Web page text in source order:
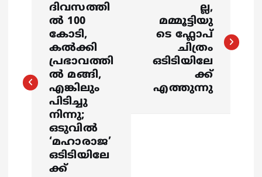
t
n
ദിവസത്തി
ൽ 100
കോടി,
കൽക്കി
പ്രഭാവത്തി
ൽ മങ്ങി,
എങ്കിലും
പിടിച്ചു
നിന്നു;
ഒടുവിൽ
‘മഹാരാജ’
ഒടിടിയിലേ
ക്ക്
ല്ല,
മമ്മൂട്ടിയു
ടെ ഫ്ലോപ്
ചിത്രം
ഒടിടിയിലേ
ക്ക്
എത്തുന്നു